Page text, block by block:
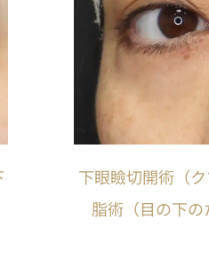
下眼瞼切開術（
脂術（目の下の